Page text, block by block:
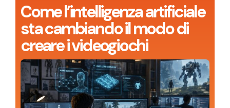
Come l’intelligenza artificiale
sta cambiando il modo di
creare i videogiochi